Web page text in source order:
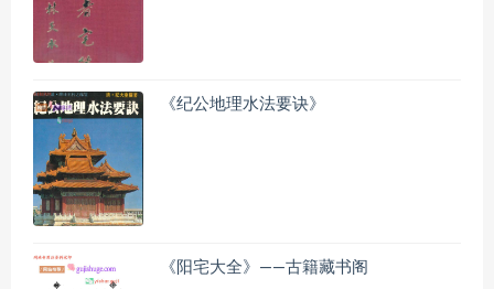
《纪公地理水法要诀》
《阳宅大全》——古籍藏书阁